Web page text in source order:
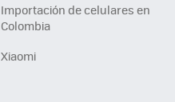
Importación de celulares en
Colombia
Xiaomi